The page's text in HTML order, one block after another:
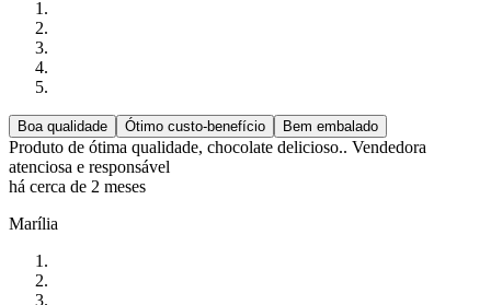
Boa qualidade Ótimo custo-benefício Bem embalado
Produto de ótima qualidade, chocolate delicioso.. Vendedora
atenciosa e responsável
há cerca de 2 meses
Marília